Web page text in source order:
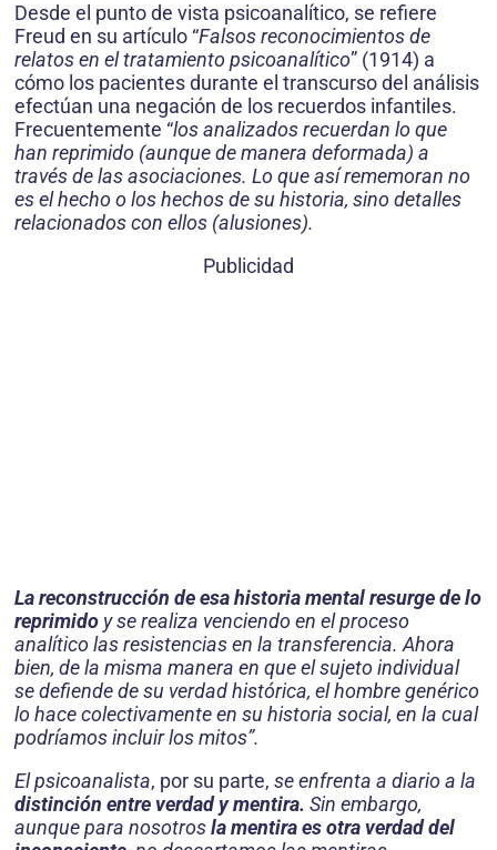
Desde el punto de vista psicoanalítico, se refiere
Freud en su artículo “Falsos reconocimientos de
relatos en el tratamiento psicoanalítico” (1914) a
cómo los pacientes durante el transcurso del análisis
efectúan una negación de los recuerdos infantiles.
Frecuentemente “los analizados recuerdan lo que
han reprimido (aunque de manera deformada) a
través de las asociaciones. Lo que así rememoran no
es el hecho o los hechos de su historia, sino detalles
relacionados con ellos (alusiones).
Publicidad
La reconstrucción de esa historia mental resurge de lo
reprimido y se realiza venciendo en el proceso
analítico las resistencias en la transferencia. Ahora
bien, de la misma manera en que el sujeto individual
se defiende de su verdad histórica, el hombre genérico
lo hace colectivamente en su historia social, en la cual
podríamos incluir los mitos”.
El psicoanalista, por su parte, se enfrenta a diario a la
distinción entre verdad y mentira. Sin embargo,
aunque para nosotrosla mentira es otra verdad del